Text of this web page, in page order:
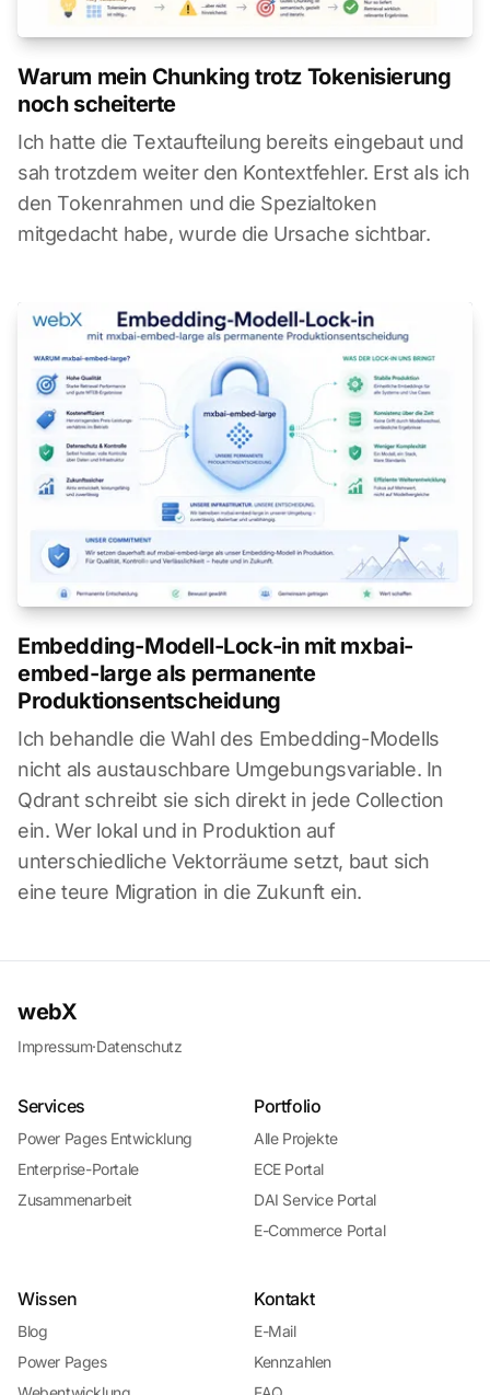
Warum mein Chunking trotz Tokenisierung
noch scheiterte
Ich hatte die Textaufteilung bereits eingebaut und
sah trotzdem weiter den Kontextfehler. Erst als ich
den Tokenrahmen und die Spezialtoken
mitgedacht habe, wurde die Ursache sichtbar.
Embedding-Modell-Lock-in mit mxbai-
embed-large als permanente
Produktionsentscheidung
Ich behandle die Wahl des Embedding-Modells
nicht als austauschbare Umgebungsvariable. In
Qdrant schreibt sie sich direkt in jede Collection
ein. Wer lokal und in Produktion auf
unterschiedliche Vektorräume setzt, baut sich
eine teure Migration in die Zukunft ein.
webX
Impressum·Datenschutz
Services
Power Pages Entwicklung
Enterprise-Portale
Zusammenarbeit
Portfolio
Alle Projekte
ECE Portal
DAI Service Portal
E-Commerce Portal
Wissen
Blog
Power Pages
Kontakt
E-Mail
Kennzahlen